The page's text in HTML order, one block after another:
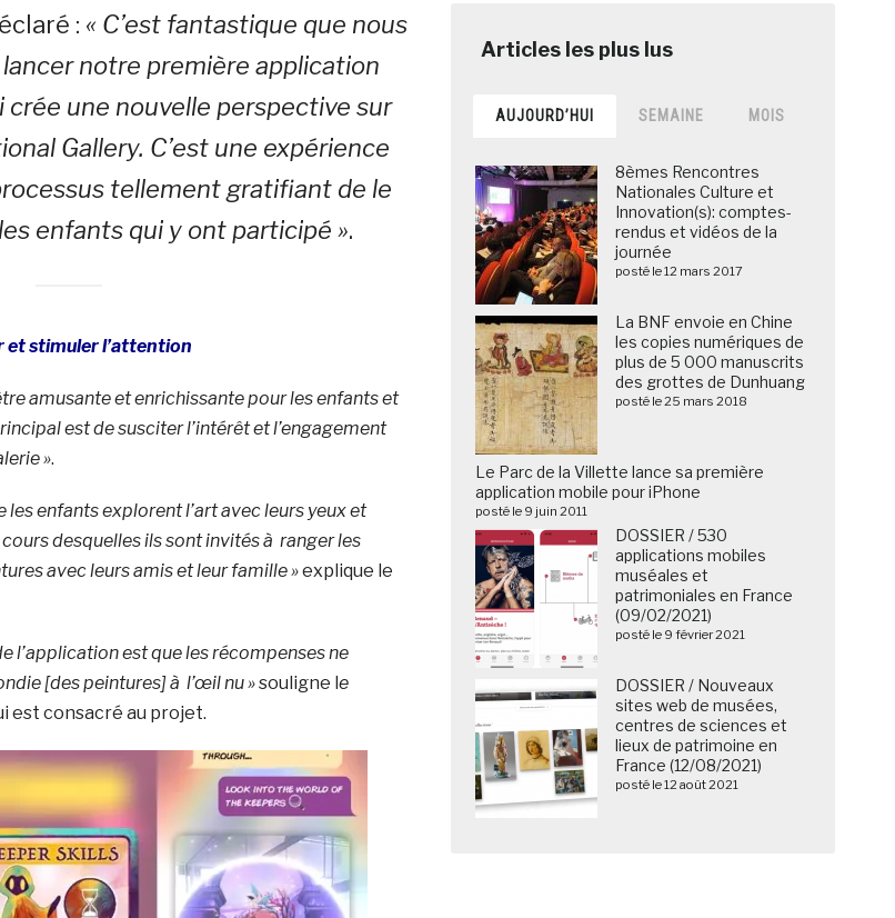
: « C’est fantastique que nous
notre première application
une nouvelle perspective sur
Gallery. C’est une expérience
tellement gratifiant de le
enfants qui y ont participé ».
et stimuler l’attention
amusante et enrichissante pour les enfants et
est de susciter l’intérêt et l’engagement
».
les enfants explorent l’art avec leurs yeux et
desquelles ils sont invités à ranger les
avec leurs amis et leur famille »explique le
l’application est que les récompenses ne
[des peintures] à l’œil nu »souligne l e
est consacré au projet.
AUJOURD’HUI SEMAINE MOIS
8èmes Rencontres
Nationales Culture et
Innovation(s): comptes-
rendus et vidéos de la
journée
posté le 12 mars 2017
La BNF envoie en Chine
les copies numériques de
plus de 5 000 manuscrits
des grottes de Dunhuang
posté le 25 mars 2018
Le Parc de la Villette lance sa première
application mobile pour iPhone
posté le 9 juin 2011
DOSSIER / 530
applications mobiles
muséales et
patrimoniales en France
(09/02/2021)
posté le 9 février 2021
DOSSIER / Nouveaux
sites web de musées,
centres de sciences et
lieux de patrimoine en
France (12/08/2021)
posté le 12 août 2021